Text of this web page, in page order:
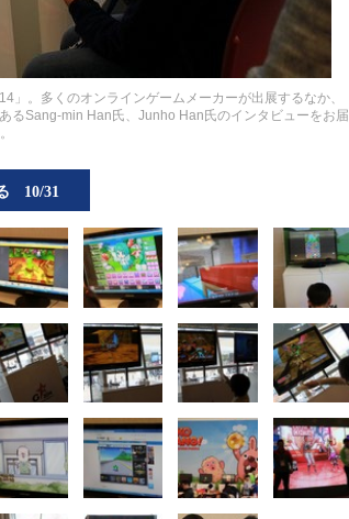
。多くのオンラインゲームメーカーが出展するなか、
るSang-min Han氏、Junho Han氏のインタビューをお届
10/31